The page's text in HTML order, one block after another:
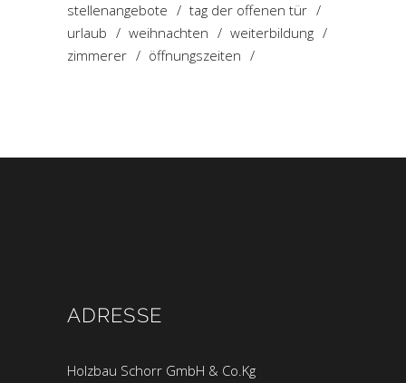
stellenangebote
tag der offenen tür
urlaub
weihnachten
weiterbildung
zimmerer
öffnungszeiten
ADRESSE
Holzbau Schorr GmbH & Co.Kg